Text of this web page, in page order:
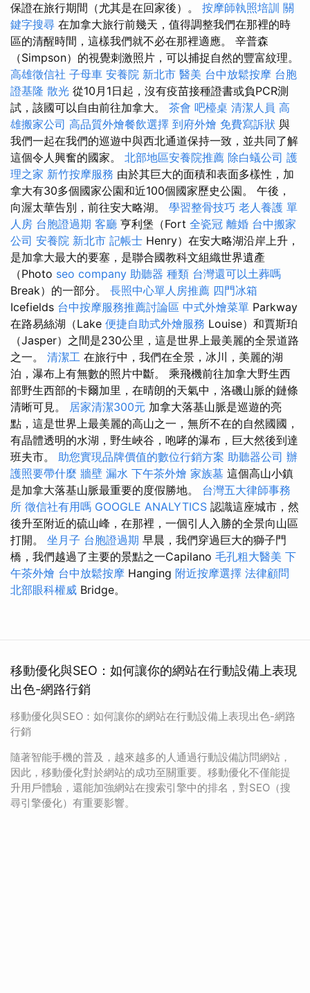
保證在旅行期間（尤其是在回家後）。 按摩師執照培訓 關
鍵字搜尋 在加拿大旅行前幾天，值得調整我們在那裡的時
區的清醒時間，這樣我們就不必在那裡適應。 辛普森
（Simpson）的視覺刺激照片，可以捕捉自然的豐富紋理。
高雄徵信社 子母車 安養院 新北市 醫美 台中放鬆按摩 台胞
證基隆 散光 從10月1日起，沒有疫苗接種證書或負PCR測
試，該國可以自由前往加拿大。 茶會 吧檯桌 清潔人員 高
雄搬家公司 高品質外燴餐飲選擇 到府外燴 免費寫訴狀 與
我們一起在我們的巡遊中與西北通道保持一致，並共同了解
這個令人興奮的國家。 北部地區安養院推薦 除白蟻公司 護
理之家 新竹按摩服務 由於其巨大的面積和表面多樣性，加
拿大有30多個國家公園和近100個國家歷史公園。 午後，
向渥太華告別，前往安大略湖。 學習整骨技巧 老人養護 單
人房 台胞證過期 客廳 亨利堡（Fort 全瓷冠 離婚 台中搬家
公司 安養院 新北市 記帳士 Henry）在安大略湖沿岸上升，
是加拿大最大的要塞，是聯合國教科文組織世界遺產
（Photo seo company 助聽器 種類 台灣還可以土葬嗎
Break）的一部分。 長照中心單人房推薦 四門冰箱
Icefields 台中按摩服務推薦討論區 中式外燴菜單 Parkway
在路易絲湖（Lake 便捷自助式外燴服務 Louise）和賈斯珀
（Jasper）之間是230公里，這是世界上最美麗的全景道路
之一。 清潔工 在旅行中，我們在全景，冰川，美麗的湖
泊，瀑布上有無數的照片中斷。 乘飛機前往加拿大野生西
部野生西部的卡爾加里，在晴朗的天氣中，洛磯山脈的鏈條
清晰可見。 居家清潔300元 加拿大落基山脈是巡遊的亮
點，這是世界上最美麗的高山之一，無所不在的自然國國，
有晶體透明的水湖，野生峽谷，咆哮的瀑布，巨大然後到達
班夫市。 助您實現品牌價值的數位行銷方案 助聽器公司 辦
護照要帶什麼 牆壁 漏水 下午茶外燴 家族墓 這個高山小鎮
是加拿大落基山脈最重要的度假勝地。 台灣五大律師事務
所 徵信社有用嗎 GOOGLE ANALYTICS 認識這座城市，然
後升至附近的硫山峰，在那裡，一個引人入勝的全景向山區
打開。 坐月子 台胞證過期 早晨，我們穿過巨大的獅子門
橋，我們越過了主要的景點之一Capilano 毛孔粗大醫美 下
午茶外燴 台中放鬆按摩 Hanging 附近按摩選擇 法律顧問
北部眼科權威 Bridge。
移動優化與SEO：如何讓你的網站在行動設備上表現
出色-網路行銷
移動優化與SEO：如何讓你的網站在行動設備上表現出色-網路
行銷
隨著智能手機的普及，越來越多的人通過行動設備訪問網站，
因此，移動優化對於網站的成功至關重要。移動優化不僅能提
升用戶體驗，還能加強網站在搜索引擎中的排名，對SEO（搜
尋引擎優化）有重要影響。